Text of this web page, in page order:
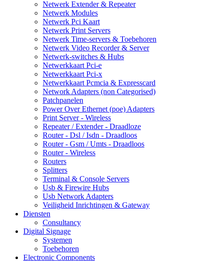
Netwerk Extender & Repeater
Netwerk Modules
Netwerk Pci Kaart
Netwerk Print Servers
Netwerk Time-servers & Toebehoren
Netwerk Video Recorder & Server
Netwerk-switches & Hubs
Netwerkkaart Pci-e
Netwerkkaart Pci-x
Netwerkkaart Pcmcia & Expresscard
Network Adapters (non Categorised)
Patchpanelen
Power Over Ethernet (poe) Adapters
Print Server - Wireless
Repeater / Extender - Draadloze
Router - Dsl / Isdn - Draadloos
Router - Gsm / Umts - Draadloos
Router - Wireless
Routers
Splitters
Terminal & Console Servers
Usb & Firewire Hubs
Usb Network Adapters
Veiligheid Inrichtingen & Gateway
Diensten
Consultancy
Digital Signage
Systemen
Toebehoren
Electronic Components